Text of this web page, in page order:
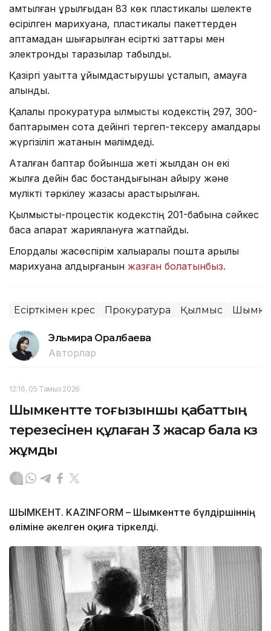
қамтылған құрылғыдан 83 көк пластикалық шелекте
өсірілген марихуана, пластикалық пакеттерден
қаптамадан шығарылған есірткі заттары мен
электронды таразылар табылды.
Қазіргі уақытта ұйымдастырушы ұсталып, қамауға
алынды.
Қалалық прокуратура қылмыстық кодекстің 297, 300-
баптарымен сотқа дейінгі тергеп-тексеру амалдары
жүргізіліп жатқанын мәлімдеді.
Аталған баптар бойынша жеті жылдан он екі
жылға дейін бас бостандығынан айыру және
мүлікті тәркілеу жазасы қарастырылған.
Қылмыстық-процестік кодекстің 201-бабына сәйкес
басқа ақпарат жариялануға жатпайды.
Елордалық жасөспірім халықаралық пошта арқылы
марихуана алдырғанын жазған болатынбыз.
Есірткімен күрес Прокуратура Қылмыс
Эльмира Оралбаева
Авторлар
12:16, 05 Тамыз 2026
Шымкентте тоғызыншы қабаттың
терезесінен құлаған 3 жасар бала көз
жұмды
ШЫМКЕНТ. KAZINFORM – Шымкентте бүлдіршіннің
өліміне әкелген оқиға тіркелді.